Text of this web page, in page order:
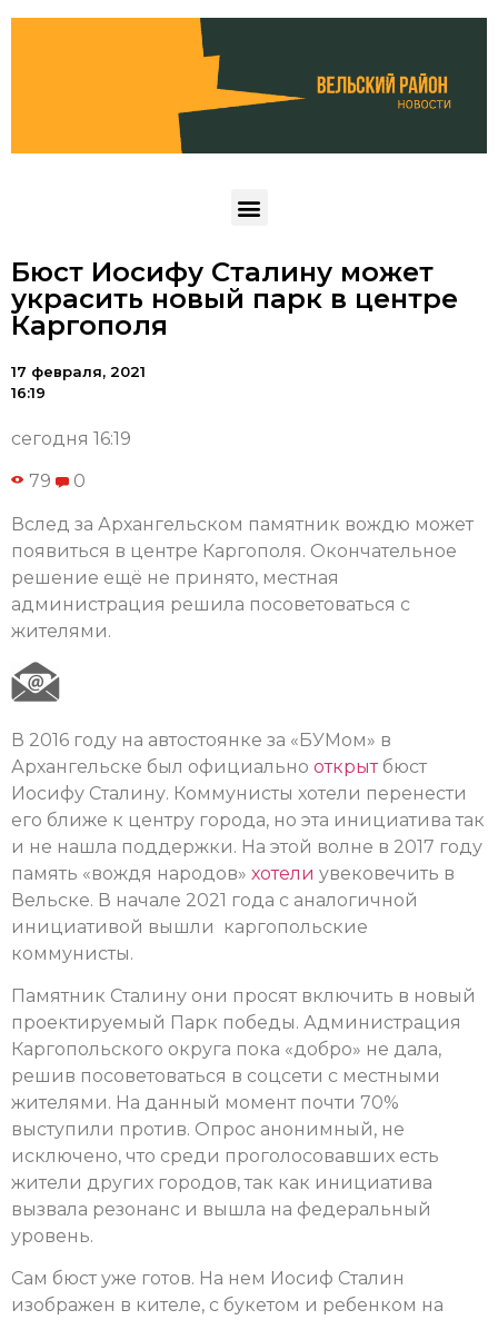
Бюст Иосифу Сталину может
украсить новый парк в центре
Каргополя
17 февраля, 2021
16:19
сегодня 16:19
79 0
Вслед за Архангельском памятник вождю может
появиться в центре Каргополя. Окончательное
решение ещё не принято, местная
администрация решила посоветоваться с
жителями.
В 2016 году на автостоянке за «БУМом» в
Архангельске был официально открытбюст
Иосифу Сталину. Коммунисты хотели перенести
его ближе к центру города, но эта инициатива так
и не нашла поддержки. На этой волне в 2017 году
память «вождя народов» хотели увековечить в
Вельске. В начале 2021 года с аналогичной
инициативой вышли каргопольские
коммунисты.
Памятник Сталину они просят включить в новый
проектируемый Парк победы. Администрация
Каргопольского округа пока «добро» не дала,
решив посоветоваться в соцсети с местными
жителями. На данный момент почти 70%
выступили против. Опрос анонимный, не
исключено, что среди проголосовавших есть
жители других городов, так как инициатива
вызвала резонанс и вышла на федеральный
уровень.
Сам бюст уже готов. На нем Иосиф Сталин
изображен в кителе, с букетом и ребенком на